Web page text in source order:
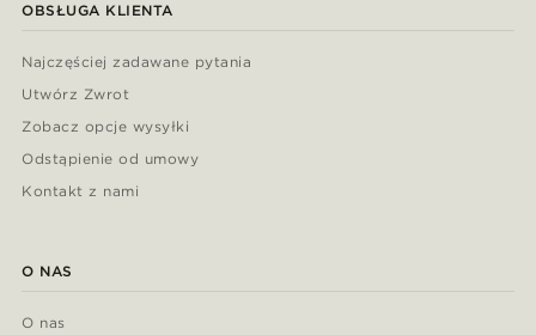
OBSŁUGA KLIENTA
Najczęściej zadawane pytania
Utwórz Zwrot
Zobacz opcje wysyłki
Odstąpienie od umowy
Kontakt z nami
O NAS
O nas